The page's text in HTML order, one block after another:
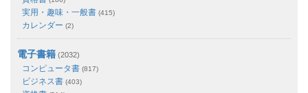
実用・趣味・一般書 (415)
カレンダー (2)
電子書籍 (2032)
コンピュータ書 (817)
ビジネス書 (403)